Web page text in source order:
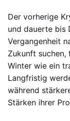
Der vorherige
und dauerte bis
Vergangenheit
Zukunft
Winter wie ein
Langfristig
während
Stärken ihrer